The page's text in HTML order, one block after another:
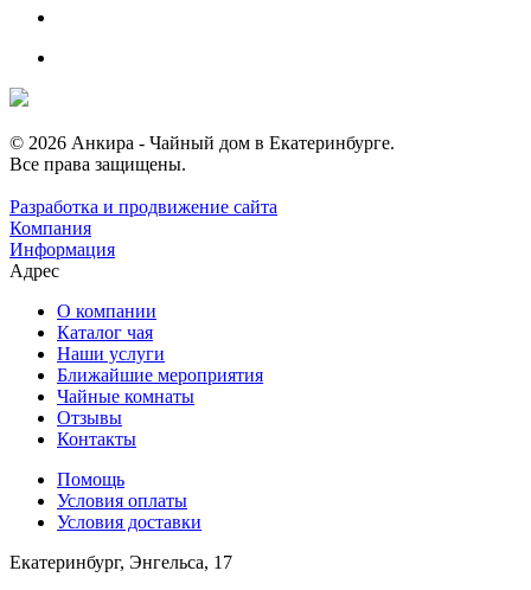
© 2026 Анкира - Чайный дом в Екатеринбурге.
Все права защищены.
Разработка и продвижение сайта
Компания
Информация
Адрес
О компании
Каталог чая
Наши услуги
Ближайшие мероприятия
Чайные комнаты
Отзывы
Контакты
Помощь
Условия оплаты
Условия доставки
Екатеринбург, Энгельса, 17